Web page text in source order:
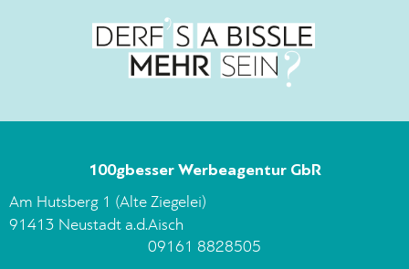
100gbesser Werbeagentur GbR
Am Hutsberg 1 (Alte Ziegelei)
91413 Neustadt a.d.Aisch
09161 8828505